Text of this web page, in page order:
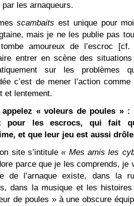
les arnaqueurs.
scambaits est unique pour
mais je ne les publie pas
tombe amoureux de l’escroc
entrer en scène des
sur les problèmes
c’est de mener l’action
et lentement.
« voleurs de poules »
pour les escrocs, qui fait
et que leur jeu est aussi
site s’intitule« Mes amis les
parce que je les comprends, je
de l’arnaque existe, dans la
dans la musique et les
de poules » à une obscure